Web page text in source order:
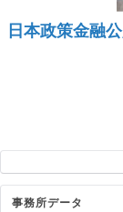
日本政策金融
事務所データ